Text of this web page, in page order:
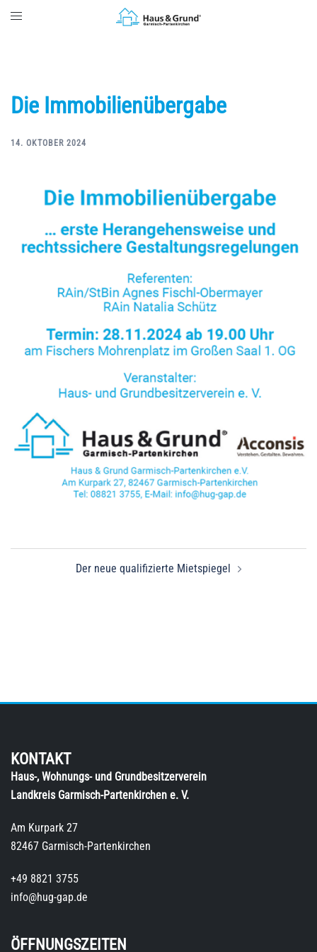
Toggle
Die Immobilienübergabe
14. OKTOBER 2024
Der neue qualifizierte Mietspiegel
KONTAKT
Haus-, Wohnungs- und Grundbesitzerverein
Landkreis Garmisch-Partenkirchen e. V.
Am Kurpark 27
82467 Garmisch-Partenkirchen
+49 8821 3755
info@hug-gap.de
ÖFFNUNGSZEITEN